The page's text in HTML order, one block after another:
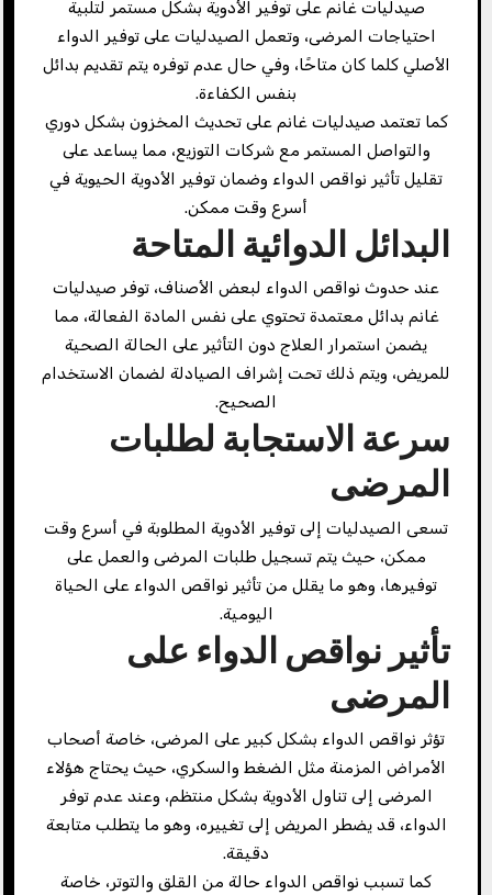
صيدليات غانم على توفير الأدوية بشكل مستمر لتلبية
احتياجات المرضى، وتعمل الصيدليات على توفير الدواء
الأصلي كلما كان متاحًا، وفي حال عدم توفره يتم تقديم بدائل
بنفس الكفاءة.
كما تعتمد صيدليات غانم على تحديث المخزون بشكل دوري
والتواصل المستمر مع شركات التوزيع، مما يساعد على
تقليل تأثير نواقص الدواء وضمان توفير الأدوية الحيوية في
أسرع وقت ممكن.
البدائل الدوائية المتاحة
عند حدوث نواقص الدواء لبعض الأصناف، توفر صيدليات
غانم بدائل معتمدة تحتوي على نفس المادة الفعالة، مما
يضمن استمرار العلاج دون التأثير على الحالة الصحية
للمريض، ويتم ذلك تحت إشراف الصيادلة لضمان الاستخدام
الصحيح.
سرعة الاستجابة لطلبات
المرضى
تسعى الصيدليات إلى توفير الأدوية المطلوبة في أسرع وقت
ممكن، حيث يتم تسجيل طلبات المرضى والعمل على
توفيرها، وهو ما يقلل من تأثير نواقص الدواء على الحياة
اليومية.
تأثير نواقص الدواء على
المرضى
تؤثر نواقص الدواء بشكل كبير على المرضى، خاصة أصحاب
الأمراض المزمنة مثل الضغط والسكري، حيث يحتاج هؤلاء
المرضى إلى تناول الأدوية بشكل منتظم، وعند عدم توفر
الدواء، قد يضطر المريض إلى تغييره، وهو ما يتطلب متابعة
دقيقة.
كما تسبب نواقص الدواء حالة من القلق والتوتر، خاصة